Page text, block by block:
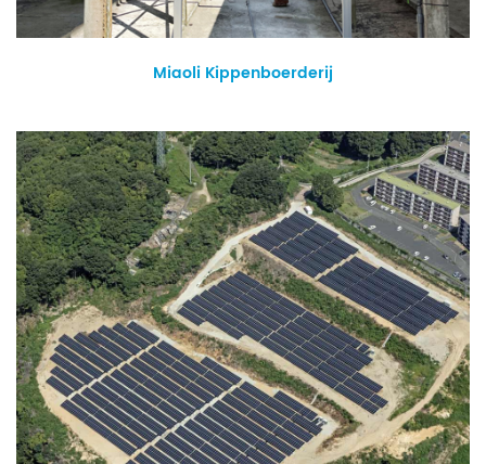
Miaoli Kippenboerderij